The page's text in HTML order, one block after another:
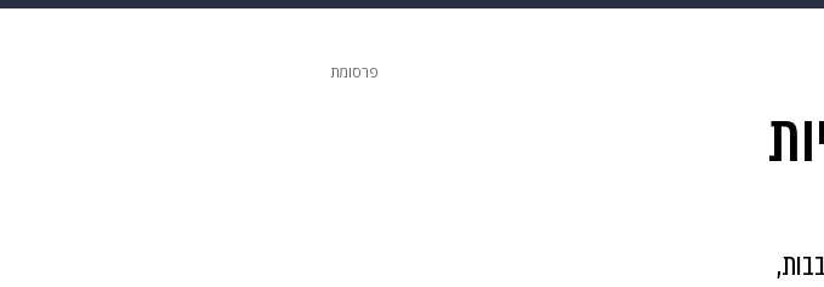
פרסומת